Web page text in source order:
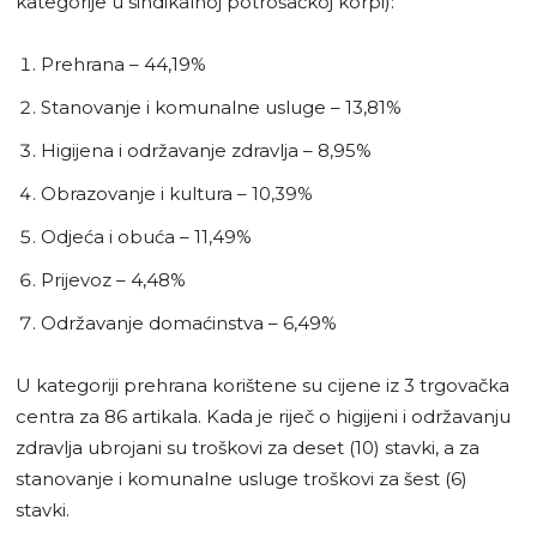
Prehrana – 44,19%
Stanovanje i komunalne usluge – 13,81%
Higijena i održavanje zdravlja – 8,95%
Obrazovanje i kultura – 10,39%
Odjeća i obuća – 11,49%
Prijevoz – 4,48%
Održavanje domaćinstva – 6,49%
U kategoriji prehrana korištene su cijene iz 3 trgovačka
centra za 86 artikala. Kada je riječ o higijeni i održavanju
zdravlja ubrojani su troškovi za deset (10) stavki, a za
stanovanje i komunalne usluge troškovi za šest (6)
stavki.